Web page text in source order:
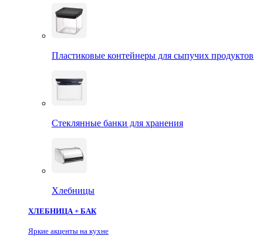
Пластиковые контейнеры для сыпучих продуктов
Стеклянные банки для хранения
Хлебницы
ХЛЕБНИЦА + БАК
Яркие акценты на кухне